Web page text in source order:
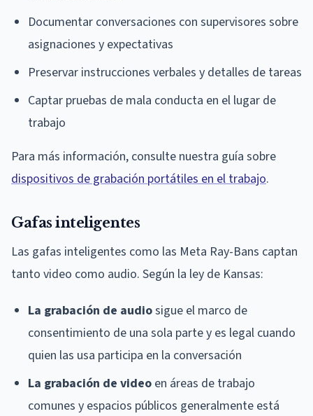
Documentar conversaciones con supervisores sobre
asignaciones y expectativas
Preservar instrucciones verbales y detalles de tareas
Captar pruebas de mala conducta en el lugar de
trabajo
Para más información, consulte nuestra guía sobre
dispositivos de grabación portátiles en el trabajo.
Gafas inteligentes
Las gafas inteligentes como las Meta Ray-Bans captan
tanto video como audio. Según la ley de Kansas:
La grabación de audiosigue el marco de
consentimiento de una sola parte y es legal cuando
quien las usa participa en la conversación
La grabación de video en áreas de trabajo
comunes y espacios públicos generalmente está